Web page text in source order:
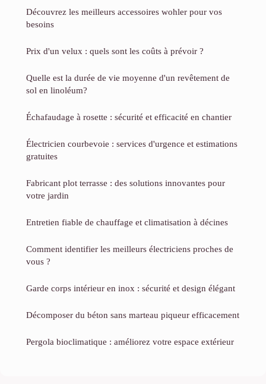
Découvrez les meilleurs accessoires wohler pour vos
besoins
Prix d'un velux : quels sont les coûts à prévoir ?
Quelle est la durée de vie moyenne d'un revêtement de
sol en linoléum?
Échafaudage à rosette : sécurité et efficacité en chantier
Électricien courbevoie : services d'urgence et estimations
gratuites
Fabricant plot terrasse : des solutions innovantes pour
votre jardin
Entretien fiable de chauffage et climatisation à décines
Comment identifier les meilleurs électriciens proches de
vous ?
Garde corps intérieur en inox : sécurité et design élégant
Décomposer du béton sans marteau piqueur efficacement
Pergola bioclimatique : améliorez votre espace extérieur